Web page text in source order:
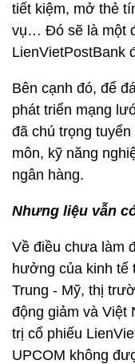
tiết kiệm, mở thẻ
vụ… Đó sẽ là một
LienVietPostBank
Bên cạnh đó, để
phát triển mạng
đã chú trọng
môn, kỹ năng
ngân hàng.
Nhưng liệu vẫn
Về điều chưa làm
hưởng của kinh tế
Trung - Mỹ, thị
động giảm và Việt
trị cổ phiếu
UPCOM không